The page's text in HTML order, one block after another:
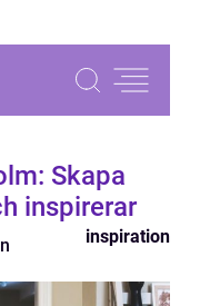
Skapa
inspirerar
inspiration